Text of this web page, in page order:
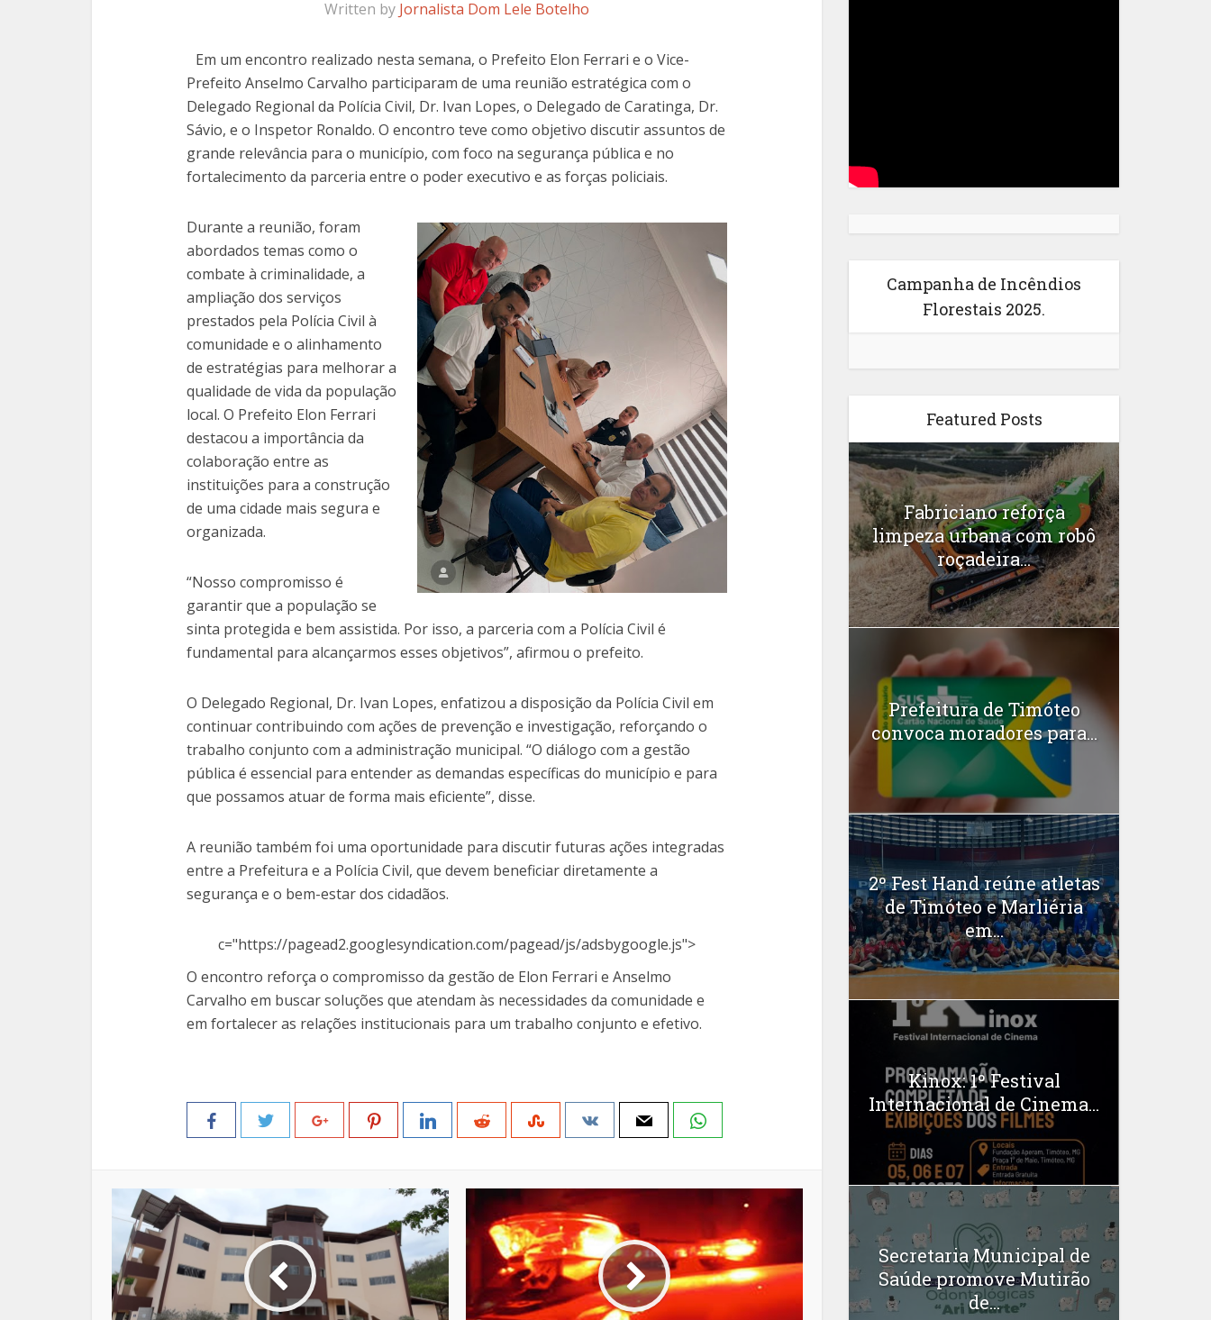
Written by Jornalista Dom Lele Botelho
Em um encontro realizado nesta semana, o Prefeito Elon Ferrari e o Vice-
Prefeito Anselmo Carvalho participaram de uma reunião estratégica com o
Delegado Regional da Polícia Civil, Dr. Ivan Lopes, o Delegado de Caratinga, Dr.
Sávio, e o Inspetor Ronaldo. O encontro teve como objetivo discutir assuntos de
grande relevância para o município, com foco na segurança pública e no
fortalecimento da parceria entre o poder executivo e as forças policiais.
Durante a reunião, foram
abordados temas como o
combate à criminalidade, a
ampliação dos serviços
prestados pela Polícia Civil à
comunidade e o alinhamento
de estratégias para melhorar a
qualidade de vida da população
local. O Prefeito Elon Ferrari
destacou a importância da
colaboração entre as
instituições para a construção
de uma cidade mais segura e
organizada.
“Nosso compromisso é
garantir que a população se
sinta protegida e bem assistida. Por isso, a parceria com a Polícia Civil é
fundamental para alcançarmos esses objetivos”, afirmou o prefeito.
O Delegado Regional, Dr. Ivan Lopes, enfatizou a disposição da Polícia Civil em
continuar contribuindo com ações de prevenção e investigação, reforçando o
trabalho conjunto com a administração municipal. “O diálogo com a gestão
pública é essencial para entender as demandas específicas do município e para
que possamos atuar de forma mais eficiente”, disse.
A reunião também foi uma oportunidade para discutir futuras ações integradas
entre a Prefeitura e a Polícia Civil, que devem beneficiar diretamente a
segurança e o bem-estar dos cidadãos.
c="https://pagead2.googlesyndication.com/pagead/js/adsbygoogle.js">
O encontro reforça o compromisso da gestão de Elon Ferrari e Anselmo
Carvalho em buscar soluções que atendam às necessidades da comunidade e
em fortalecer as relações institucionais para um trabalho conjunto e efetivo.
Campanha de Incêndios
Florestais 2025.
Featured Posts
Fabriciano reforça
limpeza urbana com robô
roçadeira...
Prefeitura de Timóteo
convoca moradores para...
2º Fest Hand reúne atletas
de Timóteo e Marliéria
em...
Kinox: 1º Festival
Internacional de Cinema...
Secretaria Municipal de
Saúde promove Mutirão
de...